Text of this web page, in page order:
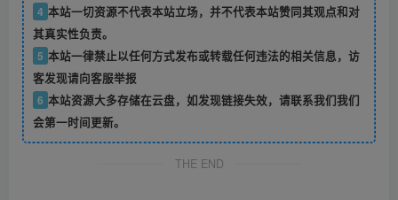
4 本站一切资源不代表本站立场，并不代表本站赞同其观点和对
其真实性负责。
5 本站一律禁止以任何方式发布或转载任何违法的相关信息，访
客发现请向客服举报
6 本站资源大多存储在云盘，如发现链接失效，请联系我们我们
会第一时间更新。
THE END